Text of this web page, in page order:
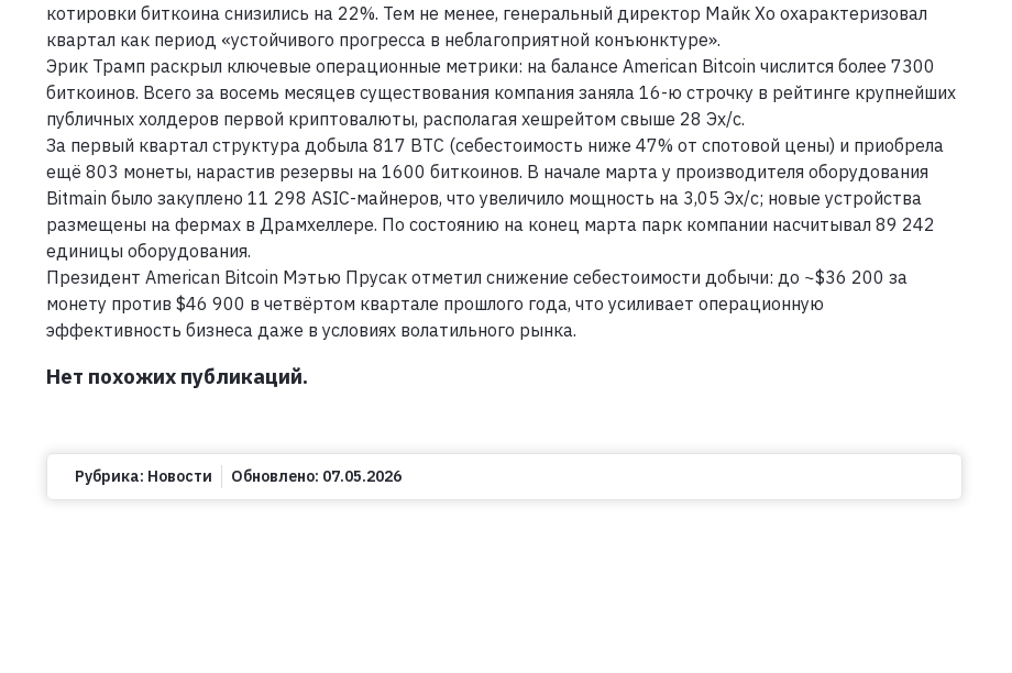
котировки биткоина снизились на 22%. Тем не менее, генеральный директор Майк Хо охарактеризовал
квартал как период «устойчивого прогресса в неблагоприятной конъюнктуре».
Эрик Трамп раскрыл ключевые операционные метрики: на балансе American Bitcoin числится более 7300
биткоинов. Всего за восемь месяцев существования компания заняла 16-ю строчку в рейтинге крупнейших
публичных холдеров первой криптовалюты, располагая хешрейтом свыше 28 Эх/с.
За первый квартал структура добыла 817 BTC (себестоимость ниже 47% от спотовой цены) и приобрела
ещё 803 монеты, нарастив резервы на 1600 биткоинов. В начале марта у производителя оборудования
Bitmain было закуплено 11 298 ASIC-майнеров, что увеличило мощность на 3,05 Эх/с; новые устройства
размещены на фермах в Драмхеллере. По состоянию на конец марта парк компании насчитывал 89 242
единицы оборудования.
Президент American Bitcoin Мэтью Прусак отметил снижение себестоимости добычи: до ~$36 200 за
монету против $46 900 в четвёртом квартале прошлого года, что усиливает операционную
эффективность бизнеса даже в условиях волатильного рынка.
Нет похожих публикаций.
Рубрика: Новости Обновлено: 07.05.2026